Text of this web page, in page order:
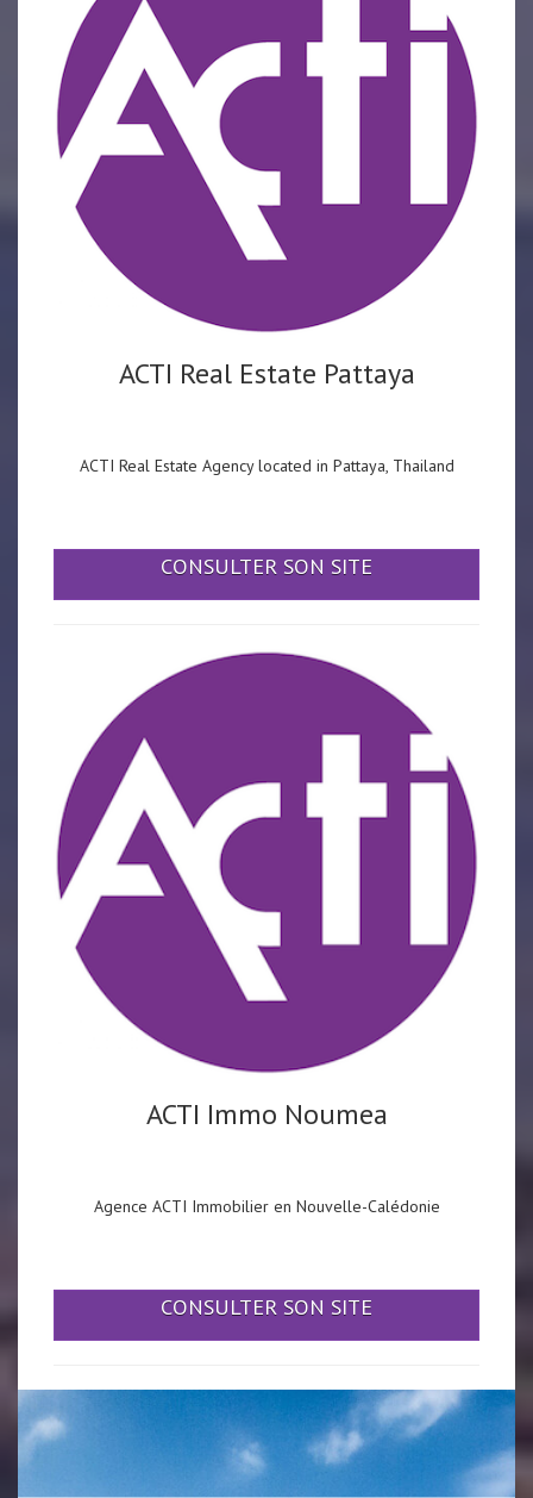
ACTI Real Estate Pattaya
ACTI Real Estate Agency located in Pattaya, Thailand
CONSULTER SON SITE
ACTI Immo Noumea
Agence ACTI Immobilier en Nouvelle-Calédonie
CONSULTER SON SITE